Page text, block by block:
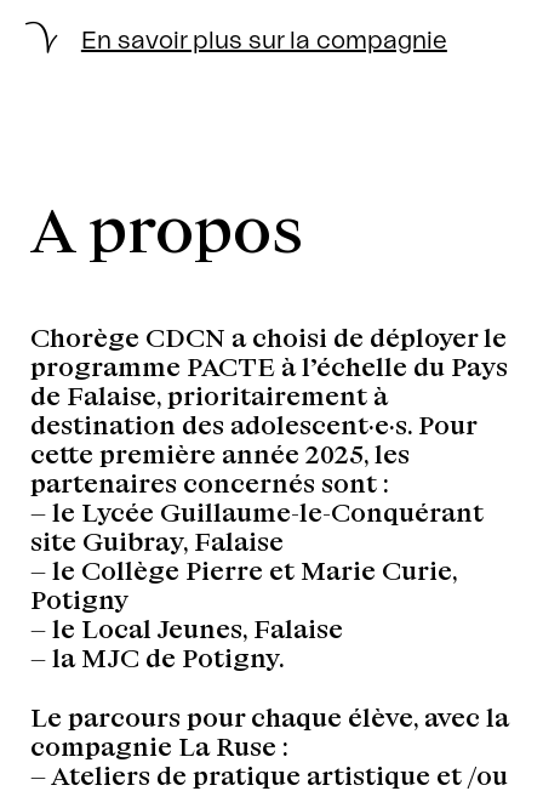
En savoir plus sur la compagnie
A propos
Chorège CDCN a choisi de déployer le
programme PACTE à l’échelle du Pays
de Falaise, prioritairement à
destination des adolescent·e·s. Pour
cette première année 2025, les
partenaires concernés sont :
– le Lycée Guillaume-le-Conquérant
site Guibray, Falaise
– le Collège Pierre et Marie Curie,
Potigny
– le Local Jeunes, Falaise
– la MJC de Potigny.
Le parcours pour chaque élève, avec la
compagnie La Ruse :
– Ateliers de pratique artistique et /ou